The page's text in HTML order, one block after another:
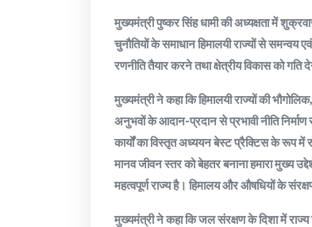
मुख्यमंत्री पुष्कर सिंह धामी की अध्यक्षता में
चुनौतियों के समाधान हिमालयी राज्यों से
रणनीति तैयार करने तथा क्षेत्रीय विकास को गति
मुख्यमंत्री ने कहा कि हिमालयी राज्यों की
अनुभवों के आदान-प्रदान से प्रभावी नीति निर्माण
कार्यों का विस्तृत अध्ययन बेस्ट प्रैक्टिस के रूप
मानव जीवन स्तर को बेहतर बनाना हमारा मुख्य
महत्वपूर्ण राज्य है। हिमालय और औषधियों के
मुख्यमंत्री ने कहा कि जल संरक्षण के दिशा में राज्य